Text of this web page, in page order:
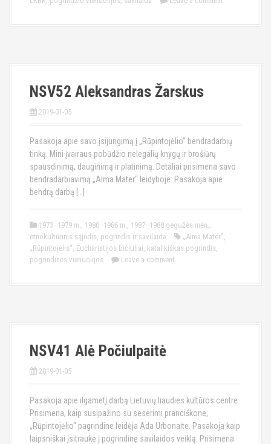
NSV52 Aleksandras Žarskus
2019-01-05
Pasakoja apie savo įsijungimą į „Rūpintojėlio“ bendradarbių
tinką. Mini įvairaus pobūdžio nelegalių knygų ir brošiūrų
spausdinimą, dauginimą ir platinimą. Detaliai prisimena savo
bendradarbiavimą „Alma Mater“ leidyboje. Pasakoja apie
bendrą darbą […]
1973–1979 m., 1980–1986 m., 1987–1988 gegužės mėn.,
etnokultūrinis sąjūdis, pogrindis ir savilaida „Alma Mater“,
„Rūpintojėlis“, Eucharistijos bičiuliai, katalikiškas pogrindis,
pogrindinės vienuolijos
Leave a comment
NSV41 Alė Počiulpaitė
2019-01-05
Pasakoja apie ilgametį darbą Lietuvių liaudies kultūros centre.
Prisimena, kaip susipažino su seserimi pranciškone,
„Rūpintojėlio“ pagrindine leidėja Ada Urbonaite. Pasakoja kaip
laipsniškai įsitraukė į pogrindinę savilaidos veiklą. Prisimena